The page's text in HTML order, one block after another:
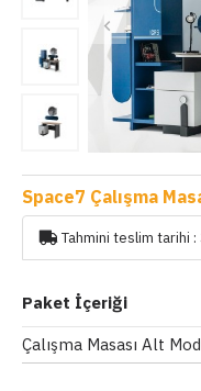
Space7 Çalışma
Tahmini teslim tarihi :
Paket İçeriği
Çalışma Masası Alt